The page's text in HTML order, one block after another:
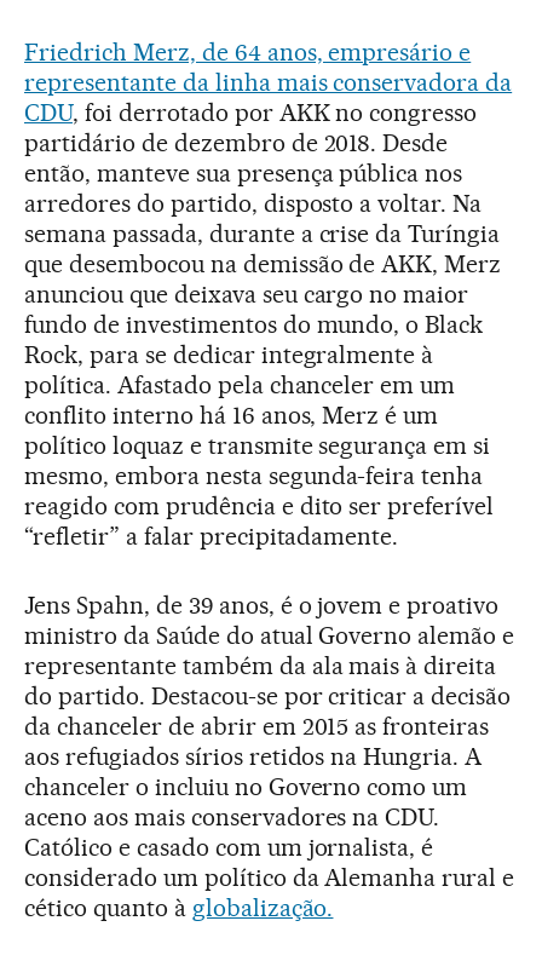
Friedrich Merz, de 64 anos, empresário e
representante da linha mais conservadora da
CDU, foi derrotado por AKK no congresso
partidário de dezembro de 2018. Desde
então, manteve sua presença pública nos
arredores do partido, disposto a voltar. Na
semana passada, durante a crise da Turíngia
que desembocou na demissão de AKK, Merz
anunciou que deixava seu cargo no maior
fundo de investimentos do mundo, o Black
Rock, para se dedicar integralmente à
política. Afastado pela chanceler em um
conflito interno há 16 anos, Merz é um
político loquaz e transmite segurança em si
mesmo, embora nesta segunda-feira tenha
reagido com prudência e dito ser preferível
“refletir” a falar precipitadamente.
Jens Spahn, de 39 anos, é o jovem e proativo
ministro da Saúde do atual Governo alemão e
representante também da ala mais à direita
do partido. Destacou-se por criticar a decisão
da chanceler de abrir em 2015 as fronteiras
aos refugiados sírios retidos na Hungria. A
chanceler o incluiu no Governo como um
aceno aos mais conservadores na CDU.
Católico e casado com um jornalista, é
considerado um político da Alemanha rural e
cético quanto à globalização.